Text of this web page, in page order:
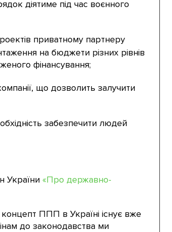
діятиме під час воєнного
приватному партнеру
на бюджети різних рівнів
фінансування;
що дозволить залучити
забезпечити людей
України «Про державно-
ППП в Україні існує вже
до законодавства ми